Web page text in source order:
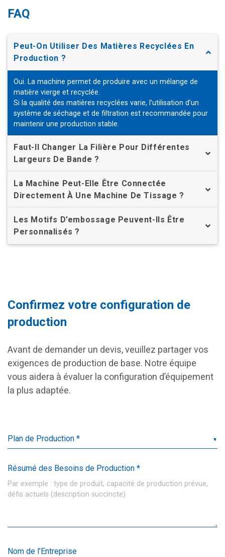
FAQ
Peut-On Utiliser Des Matières Recyclées En
Production ?
Oui. La machine permet de produire avec un mélange de
matière vierge et recyclée.
Si la qualité des matières recyclées varie, l’utilisation d’un
système de séchage et de filtration est recommandée pour
maintenir une production stable.
Faut-Il Changer La Filière Pour Différentes
Largeurs De Bande ?
La Machine Peut-Elle Être Connectée
Directement À Une Machine De Tissage ?
Les Motifs D’embossage Peuvent-Ils Être
Personnalisés ?
Confirmez votre configuration de
production
Avant de demander un devis, veuillez partager vos
exigences de production de base. Notre équipe
vous aidera à évaluer la configuration d’équipement
la plus adaptée.
▼
Résumé des Besoins de Production *
Nom de l’Entreprise